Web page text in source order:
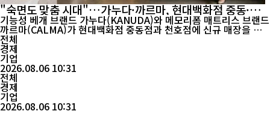
"숙면도 맞춤 시대"…가누다·까르마, 현대백화점 중동·천
호점 동시 오픈
기능성 베개 브랜드 가누다(KANUDA)와 메모리폼 매트리스 브랜드
까르마(CALMA)가 현대백화점 중동점과 천호점에 신규 매장을 열
고 고객 맞춤형 수면 솔루션을 강화한다. 가누다와 까르마는 오는 1
1일부터 31일까지 현대백화점 중동점과 천호점에서 그랜드 오픈 기
념 프로모션을 진행한다고 밝혔다. 이번 신규 매장은 단순한 제품 판
매를 넘어 고객이 자신의 체형과 수면 습관에 맞는 ...
전체
경제
기업
2026.08.06 10:31
전체
경제
기업
2026.08.06 10:31